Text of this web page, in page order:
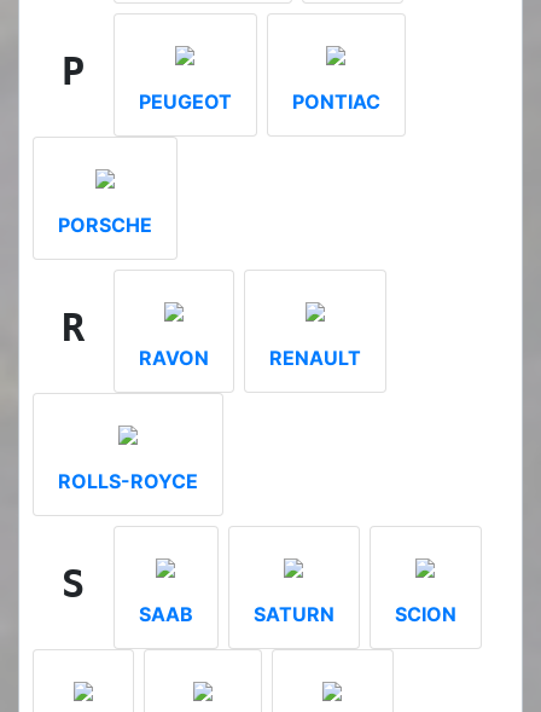
P
PEUGEOT PONTIAC
PORSCHE
R
RAVON RENAULT
ROLLS-ROYCE
S
SAAB SATURN SCION